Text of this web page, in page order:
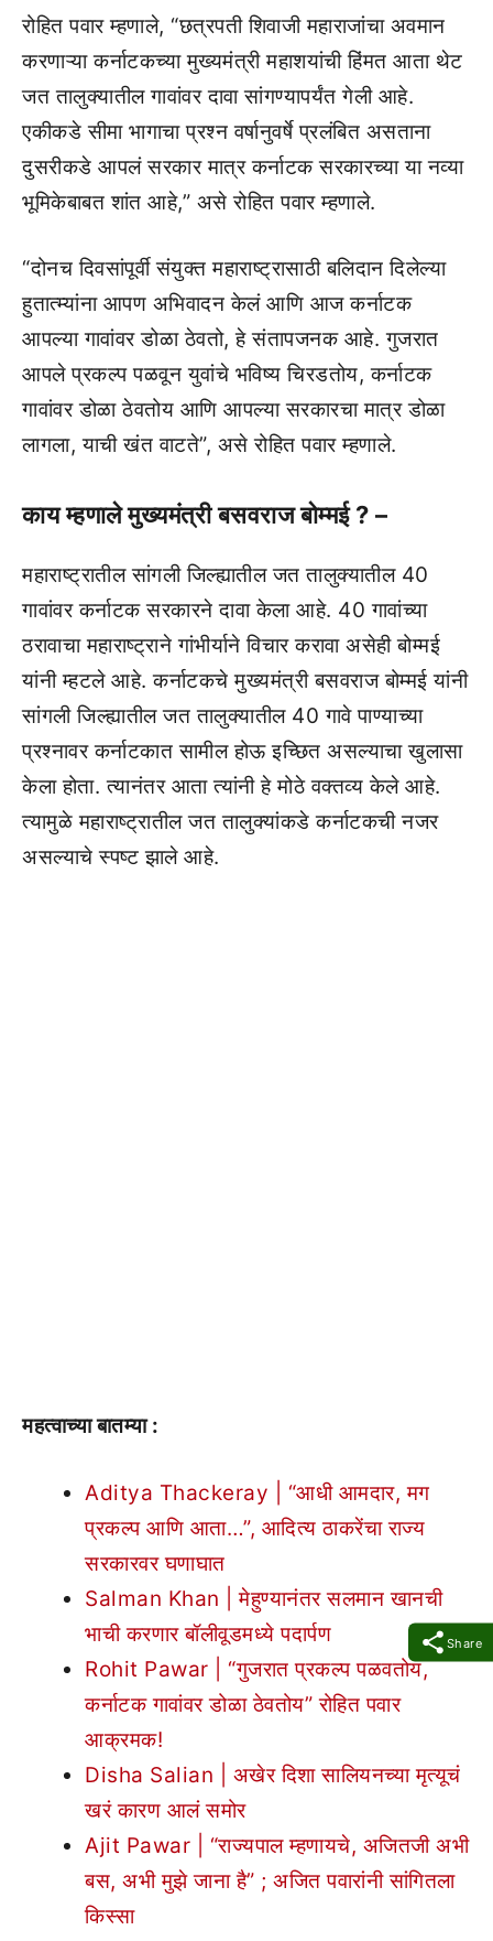
Share
रोहित पवार म्हणाले, “छत्रपती शिवाजी महाराजांचा अवमान
करणाऱ्या कर्नाटकच्या मुख्यमंत्री महाशयांची हिंमत आता थेट
जत तालुक्यातील गावांवर दावा सांगण्यापर्यंत गेली आहे.
एकीकडे सीमा भागाचा प्रश्न वर्षानुवर्षे प्रलंबित असताना
दुसरीकडे आपलं सरकार मात्र कर्नाटक सरकारच्या या नव्या
भूमिकेबाबत शांत आहे,” असे रोहित पवार म्हणाले.
“दोनच दिवसांपूर्वी संयुक्त महाराष्ट्रासाठी बलिदान दिलेल्या
हुतात्म्यांना आपण अभिवादन केलं आणि आज कर्नाटक
आपल्या गावांवर डोळा ठेवतो, हे संतापजनक आहे. गुजरात
आपले प्रकल्प पळवून युवांचे भविष्य चिरडतोय, कर्नाटक
गावांवर डोळा ठेवतोय आणि आपल्या सरकारचा मात्र डोळा
लागला, याची खंत वाटते”, असे रोहित पवार म्हणाले.
काय म्हणाले मुख्यमंत्री बसवराज बोम्मई ? –
महाराष्ट्रातील सांगली जिल्ह्यातील जत तालुक्यातील 40
गावांवर कर्नाटक सरकारने दावा केला आहे. 40 गावांच्या
ठरावाचा महाराष्ट्राने गांभीर्याने विचार करावा असेही बोम्मई
यांनी म्हटले आहे. कर्नाटकचे मुख्यमंत्री बसवराज बोम्मई यांनी
सांगली जिल्ह्यातील जत तालुक्यातील 40 गावे पाण्याच्या
प्रश्नावर कर्नाटकात सामील होऊ इच्छित असल्याचा खुलासा
केला होता. त्यानंतर आता त्यांनी हे मोठे वक्तव्य केले आहे.
त्यामुळे महाराष्ट्रातील जत तालुक्यांकडे कर्नाटकची नजर
असल्याचे स्पष्ट झाले आहे.
महत्वाच्या बातम्या :
Aditya Thackeray | “आधी आमदार, मग
प्रकल्प आणि आता…”, आदित्य ठाकरेंचा राज्य
सरकारवर घणाघात
Salman Khan | मेहुण्यानंतर सलमान खानची
भाची करणार बॉलीवूडमध्ये पदार्पण
Rohit Pawar | “गुजरात प्रकल्प पळवतोय,
कर्नाटक गावांवर डोळा ठेवतोय” रोहित पवार
आक्रमक!
Disha Salian | अखेर दिशा सालियनच्या मृत्यूचं
खरं कारण आलं समोर
Ajit Pawar | “राज्यपाल म्हणायचे, अजितजी अभी
बस, अभी मुझे जाना है” ; अजित पवारांनी सांगितला
किस्सा